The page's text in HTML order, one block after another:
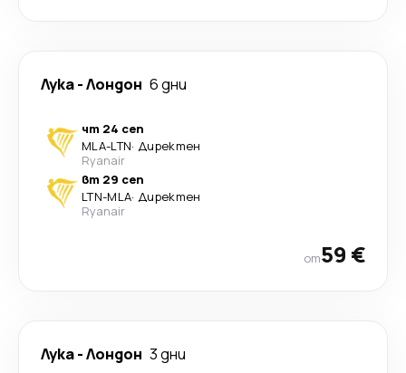
Лука-Лондон 6 дни
чт 24 сеп
MLA-LTN· Директен
Ryanair
вт 29 сеп
LTN-MLA· Директен
Ryanair
от59 €
Лука-Лондон 3 дни